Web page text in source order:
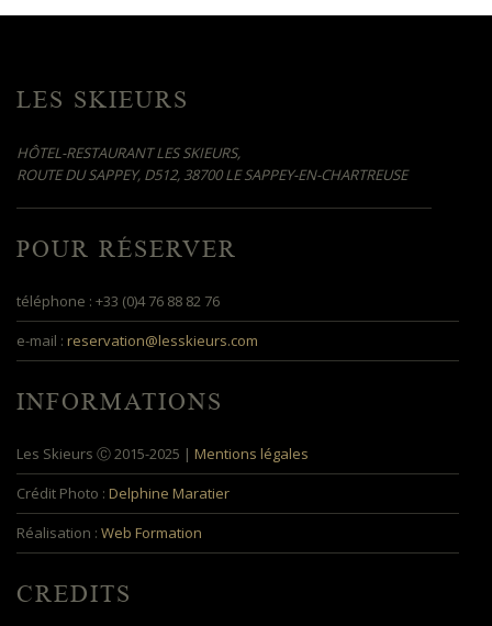
LES SKIEURS
HÔTEL-RESTAURANT LES SKIEURS,
ROUTE DU SAPPEY, D512, 38700 LE SAPPEY-EN-CHARTREUSE
POUR RÉSERVER
téléphone : +33 (0)4 76 88 82 76
e-mail : reservation@lesskieurs.com
INFORMATIONS
Les Skieurs Ⓒ 2015-2025 | Mentions légales
Crédit Photo : Delphine Maratier
Réalisation : Web Formation
CREDITS